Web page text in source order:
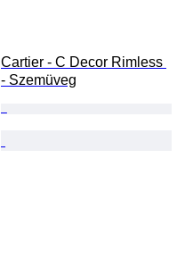
Cartier - C Decor Rimless
- Szemüveg